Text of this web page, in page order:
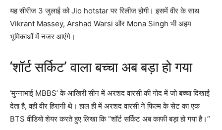
यह सीरीज 3 जुलाई को Jio hotstar पर रिलीज होगी। इसमें वीर के साथ
Vikrant Massey, Arshad Warsi और Mona Singh भी अहम
भूमिकाओं में नजर आएंगे।
‘शॉर्ट सर्किट’ वाला बच्चा अब बड़ा हो गया
‘मुन्नाभाई MBBS’ के आखिरी सीन में अरशद वारसी की गोद में जो बच्चा दिखाई
देता है, वही वीर हिरानी थे। हाल ही में अरशद वारसी ने फिल्म के सेट का एक
BTS वीडियो शेयर करते हुए लिखा कि “शॉर्ट सर्किट अब काफी बड़ा हो गया है।”